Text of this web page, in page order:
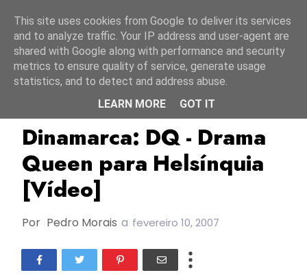
Unlabelled
Dinamarca: DQ - Drama
Queen para Helsínquia
[Vídeo]
Por Pedro Morais a fevereiro 10, 2007
This site uses cookies from Google to deliver its services
and to analyze traffic. Your IP address and user-agent are
shared with Google along with performance and security
metrics to ensure quality of service, generate usage
statistics, and to detect and address abuse.
LEARN MORE
GOT IT